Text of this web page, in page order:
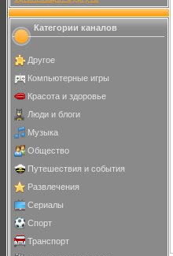
Категории каналов
Другое
Компьютерные игры
Красота и здоровье
Люди и блоги
Музыка
Общество
Путешествия и события
Развлечения
Сериалы
Спорт
Транспорт